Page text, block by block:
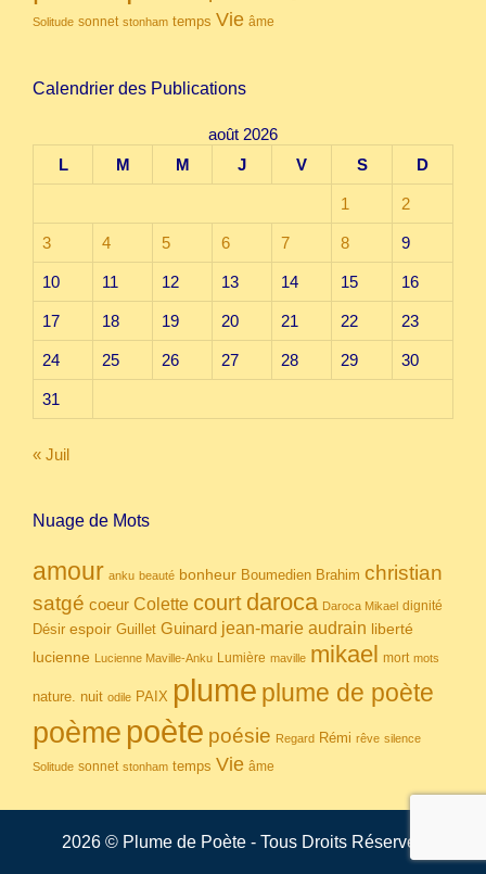
Solitude sonnet stonham temps Vie âme
Calendrier des Publications
août 2026
L
M M J V S D
1 2
3 4 5 6 7 8 9
10 11 12 13 14 15 16
17 18 19 20 21 22 23
24 25 26 27 28 29 30
31
« Juil
Nuage de Mots
amour anku beauté bonheur Boumedien Brahim christian
satgé coeur Colette court daroca Daroca Mikael dignité
Désir espoir Guillet Guinard jean-marie audrain liberté
lucienne Lucienne Maville-Anku Lumière maville mikael mort mots
nature. nuit odile PAIX plume plume de poète
poème poète poésie Regard Rémi rêve silence
Solitude sonnet stonham temps Vie âme
2026 © Plume de Poète - Tous Droits Réservés